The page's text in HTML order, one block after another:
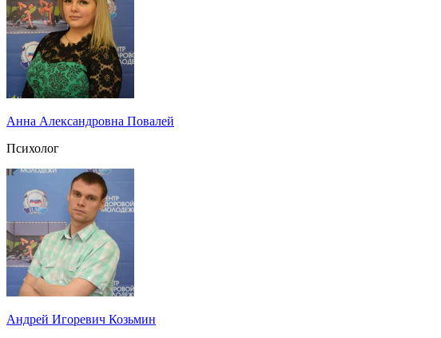
Анна Александровна Повалей
Психолог
Андрей Игоревич Козьмин